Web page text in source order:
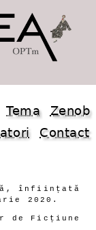
Tema
Zenob
Contact
înființată
2020.
de Ficțiune